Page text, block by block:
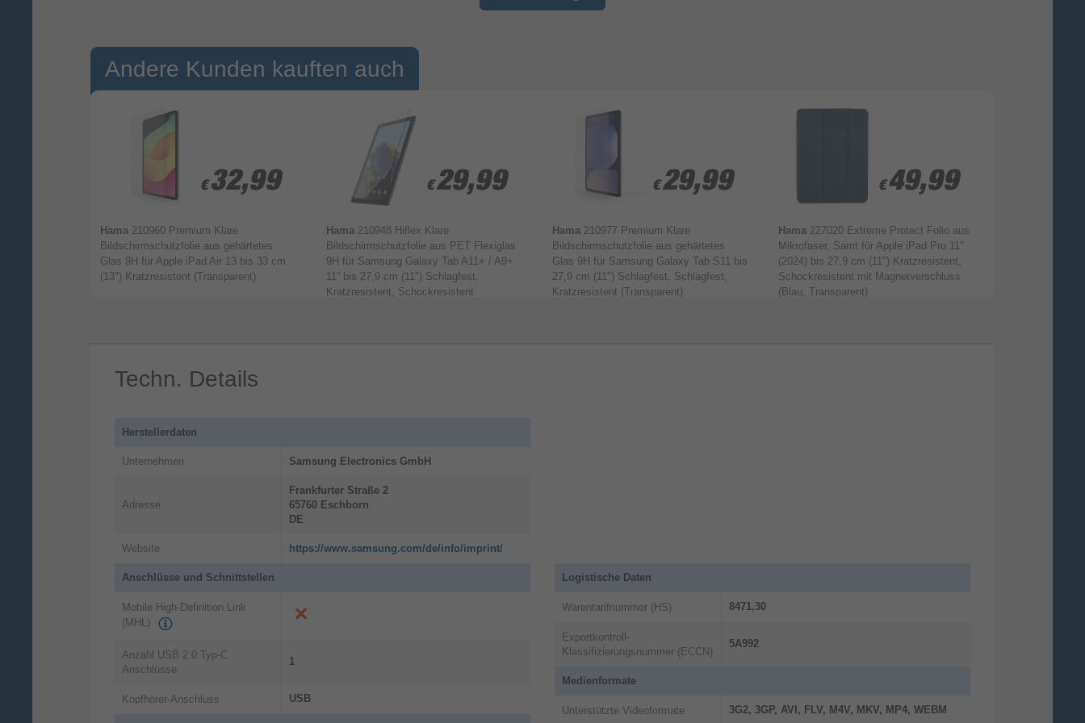
Egal, ob du deine Lieblingsinhalte
streamst oder Projekte bearbeitest: Das
Display passt sich so an, dass die
weiterlesen
Mit der Handschrifthilfe kannst du
kannst die Schrift begradigen, Abstände
Buchstabenformen korrigieren. Halte
oder skizziere etwas – all das mit Hilfe des
S Pen, damit dein Geschriebenes
in Echtzeit zu bekommen, während du
Streaming-Sessions mit zuverlässiger
weiterlesen
Andere Kunden kauften auch
€ 32,99
€ 32,99
Hama 210960 Premium Klare
Bildschirmschutzfolie aus gehärtetes
Glas 9H für Apple iPad Air 13 bis 33 cm
(13") Kratzresistent (Transparent)
€ 29,99
€ 29,99
Hama 210948 Hiflex Klare
Bildschirmschutzfolie aus PET Flexiglas
9H für Samsung Galaxy Tab A11+ / A9+
11” bis 27,9 cm (11") Schlagfest,
Kratzresistent, Schockresistent
€ 29,99
€ 29,99
Hama 210977 Premium Klare
Bildschirmschutzfolie aus gehärtetes
Glas 9H für Samsung Galaxy Tab S11 bis
27,9 cm (11") Schlagfest, Schlagfest,
Kratzresistent (Transparent)
€ 49,99
€ 49,99
Hama 227020 Extreme Protect Folio aus
Mikrofaser, Samt für Apple iPad Pro 11"
(2024) bis 27,9 cm (11") Kratzresistent,
Schockresistent mit Magnetverschluss
(Blau, Transparent)
Techn. Details
Herstellerdaten
Unternehmen Samsung Electronics GmbH
Adresse
Frankfurter Straße 2
65760 Eschborn
DE
Website https://www.samsung.com/de/info/imprint/
Anschlüsse und Schnittstellen
Mobile High-Definition Link
(MHL)
Anzahl USB 2.0 Typ-C
Anschlüsse
1
Kopfhörer-Anschluss USB
Logistische Daten
Warentarifnummer (HS) 8471,30
Exportkontroll-
Klassifizierungsnummer (ECCN)
5A992
Medienformate
Unterstützte Videoformate 3G2, 3GP, AVI, FLV, M4V, MKV, MP4, WEBM